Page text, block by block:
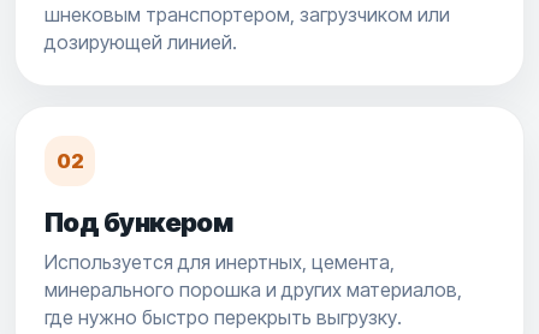
шнековым транспортером, загрузчиком или
дозирующей линией.
02
Под бункером
Используется для инертных, цемента,
минерального порошка и других материалов,
где нужно быстро перекрыть выгрузку.